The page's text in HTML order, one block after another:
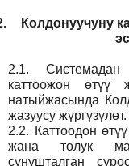
Колдонуучуну
2.1.
каттоожон өтүү
натыйжасында
жазуусу жүргүзүлөт.
2.2. Каттоодон
жана толук
сунушталган